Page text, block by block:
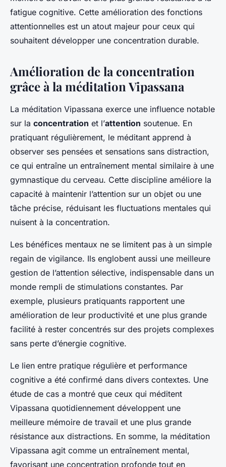
fatigue cognitive. Cette amélioration des fonctions
attentionnelles est un atout majeur pour ceux qui
souhaitent développer une concentration durable.
Amélioration de la concentration
grâce à la méditation Vipassana
La méditation Vipassana exerce une influence notable
sur la concentration et l’attention soutenue. En
pratiquant régulièrement, le méditant apprend à
observer ses pensées et sensations sans distraction,
ce qui entraîne un entraînement mental similaire à une
gymnastique du cerveau. Cette discipline améliore la
capacité à maintenir l’attention sur un objet ou une
tâche précise, réduisant les fluctuations mentales qui
nuisent à la concentration.
Les bénéfices mentaux ne se limitent pas à un simple
regain de vigilance. Ils englobent aussi une meilleure
gestion de l’attention sélective, indispensable dans un
monde rempli de stimulations constantes. Par
exemple, plusieurs pratiquants rapportent une
amélioration de leur productivité et une plus grande
facilité à rester concentrés sur des projets complexes
sans perte d’énergie cognitive.
Le lien entre pratique régulière et performance
cognitive a été confirmé dans divers contextes. Une
étude de cas a montré que ceux qui méditent
Vipassana quotidiennement développent une
meilleure mémoire de travail et une plus grande
résistance aux distractions. En somme, la méditation
Vipassana agit comme un entraînement mental,
favorisant une concentration profonde tout en